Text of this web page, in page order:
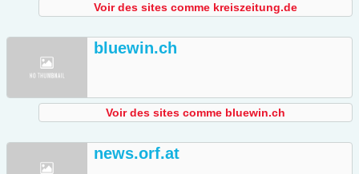
Voir des sites comme kreiszeitung.de
bluewin.ch
Voir des sites comme bluewin.ch
news.orf.at